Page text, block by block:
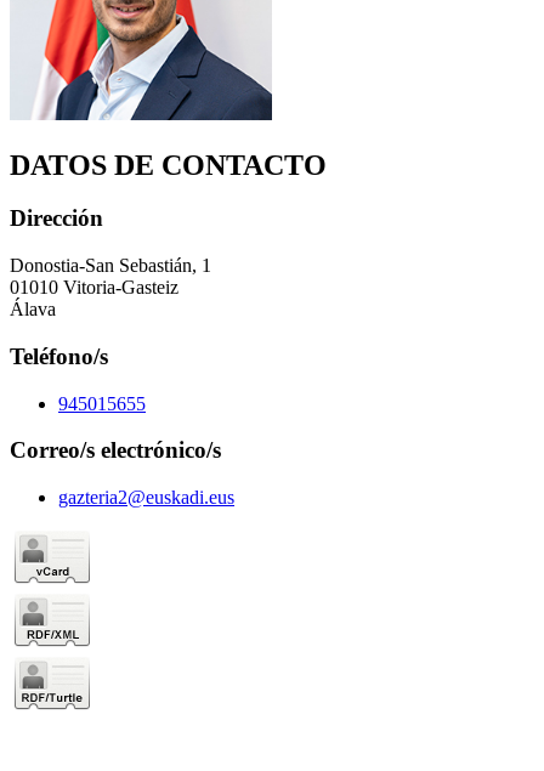
DATOS DE CONTACTO
Dirección
Donostia-San Sebastián, 1
01010 Vitoria-Gasteiz
Álava
Teléfono/s
945015655
Correo/s electrónico/s
gazteria2@euskadi.eus